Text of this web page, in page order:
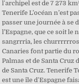
l'archipel est de 7 273
Tenerife L’océan n’est
passer une journée à se
l’Espagne, que ce soit
sangrrria, les
Canaries font partie du
Palmas et de Santa Cruz
de Santa Cruz. Tenerife
est une île d'Espagne